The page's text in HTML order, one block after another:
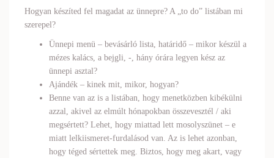
Hogyan készíted fel magadat az ünnepre? A „to do” listában mi
szerepel?
Ünnepi menü – bevásárló lista, határidő – mikor készül a
mézes kalács, a bejgli, -, hány órára legyen kész az
ünnepi asztal?
Ajándék – kinek mit, mikor, hogyan?
Benne van az is a listában, hogy menetközben kibékülni
azzal, akivel az elmúlt hónapokban összevesztél / aki
megsértett? Lehet, hogy miattad lett mosolyszünet – e
miatt lelkiismeret-furdalásod van. Az is lehet azonban,
hogy téged sértettek meg. Biztos, hogy meg akart, vagy